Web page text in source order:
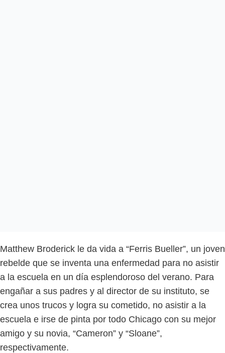
Matthew Broderick le da vida a “Ferris Bueller”, un joven
rebelde que se inventa una enfermedad para no asistir
a la escuela en un día esplendoroso del verano. Para
engañar a sus padres y al director de su instituto, se
crea unos trucos y logra su cometido, no asistir a la
escuela e irse de pinta por todo Chicago con su mejor
amigo y su novia, “Cameron” y “Sloane”,
respectivamente.